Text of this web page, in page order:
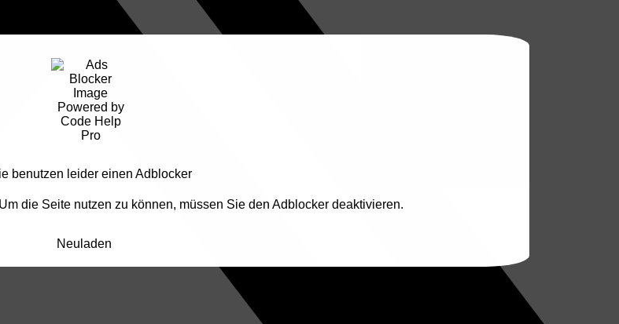
benutzen leider einen Adblocker
die Seite nutzen zu können, müssen Sie den Adblocker deaktivieren.
Neuladen